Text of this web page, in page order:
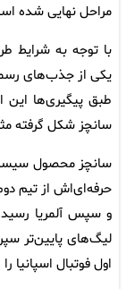
مراحل نهایی شده
با توجه به شرایط
طبق پیگیری‌ها این
سانچز شکل گرفته
سانچز محصول
و سپس آلمریا
لیگ‌های پایین‌تر
اول فوتبال